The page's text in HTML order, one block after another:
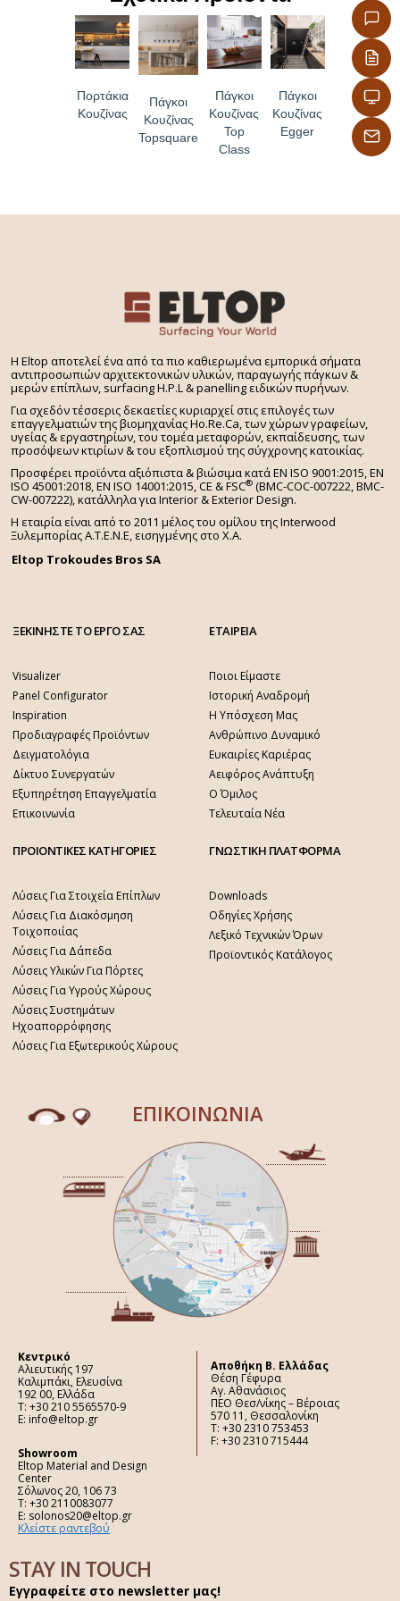
κατάλληλη για τρόφιμα
– Υψηλή λειτουργικότητα λόγω ισχυρής μηχανικής
αντοχής
– Εξαιρετικές υφές και αφή επιφάνειας
Πορτάκια
Κουζίνας
Πάγκοι
Κουζίνας
Topsquare
Πάγκοι
Κουζίνας
Top
Class
Πάγκοι
Κουζίνας
Egger
H Eltop αποτελεί ένα από τα πιο καθιερωμένα εμπορικά σήματα
αντιπροσωπιών αρχιτεκτονικών υλικών, παραγωγής πάγκων &
μερών επίπλων, surfacing H.P.L & panelling ειδικών πυρήνων.
Για σχεδόν τέσσερις δεκαετίες κυριαρχεί στις επιλογές των
επαγγελματιών της βιομηχανίας Ho.Re.Ca, των χώρων γραφείων,
υγείας & εργαστηρίων, του τομέα μεταφορών, εκπαίδευσης, των
προσόψεων κτιρίων & του εξοπλισμού της σύγχρονης κατοικίας.
Προσφέρει προϊόντα αξιόπιστα & βιώσιμα κατά EN ISO 9001:2015, EN
ISO 45001:2018, EN ISO 14001:2015,CE & FSC® (BMC-COC-007222, BMC-
CW-007222), κατάλληλα για Interior & Exterior Design.
Η εταιρία είναι από το 2011 μέλος του ομίλου της Interwood
Ξυλεμπορίας Α.Τ.Ε.Ν.Ε, εισηγμένης στο Χ.A.
Eltop Trokoudes Bros SA
ΞΕΚΙΝΗΣΤΕ ΤΟ ΕΡΓΟ ΣΑΣ
Visualizer
Panel Configurator
Inspiration
Προδιαγραφές Προϊόντων
Δειγματολόγια
Δίκτυο Συνεργατών
Εξυπηρέτηση Επαγγελματία
Επικοινωνία
ΕΤΑΙΡΕΙΑ
Ποιοι Είμαστε
Ιστορική Αναδρομή
Η Υπόσχεση Μας
Ανθρώπινο Δυναμικό
Ευκαιρίες Καριέρας
Αειφόρος Ανάπτυξη
Ο Όμιλος
Τελευταία Νέα
ΠΡΟΙΟΝΤΙΚΕΣ ΚΑΤΗΓΟΡΙΕΣ
Λύσεις Για Στοιχεία Επίπλων
Λύσεις Για Διακόσμηση
Τοιχοποιίας
Λύσεις Για Δάπεδα
Λύσεις Υλικών Για Πόρτες
Λύσεις Για Υγρούς Χώρους
Λύσεις Συστημάτων
Ηχοαπορρόφησης
Λύσεις Για Εξωτερικούς Χώρους
ΓΝΩΣΤΙΚΗ ΠΛΑΤΦΟΡΜΑ
Downloads
Οδηγίες Χρήσης
Λεξικό Τεχνικών Όρων
Προϊοντικός Κατάλογος
ΕΠΙΚΟΙΝΩΝΙΑ
Κεντρικό
Αλιευτικής 197
Καλιμπάκι, Ελευσίνα
192 00, Ελλάδα
Τ: +30 210 5565570-9
E: info@eltop.gr
Showroom
Eltop Material and Design
Center
Σόλωνος 20, 106 73
Τ: +30 2110083077
E: solonos20@eltop.gr
Κλείστε ραντεβού
Aποθήκη Β. Ελλάδας
Θέση Γέφυρα
Αγ. Αθανάσιος
ΠΕΟ Θεσ/νίκης – Βέροιας
570 11, Θεσσαλονίκη
Τ: +30 2310 753453
F: +30 2310 715444
STAY IN TOUCH
Εγγραφείτε στο newsletter μας!